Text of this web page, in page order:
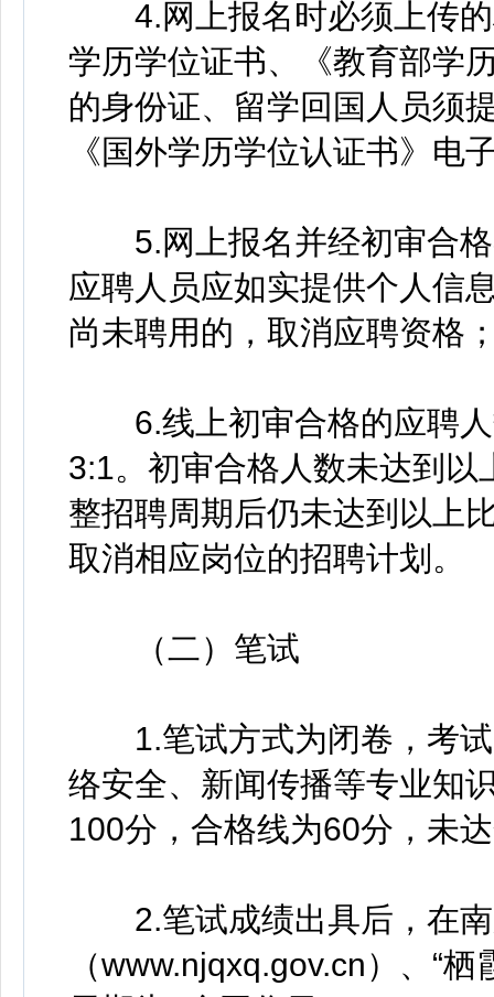
4.网上报名时必须上传的
学历学位证书、《教育部学
的身份证、留学回国人员须
《国外学历学位认证书》电
5.网上报名并经初审合格
应聘人员应如实提供个人信
尚未聘用的，取消应聘资格
6.线上初审合格的应聘人
3:1。初审合格人数未达到
整招聘周期后仍未达到以上
取消相应岗位的招聘计划。
（二）笔试
1.笔试方式为闭卷，考试
络安全、新闻传播等专业知
100分，合格线为60分，未
2.笔试成绩出具后，在南
（www.njqxq.gov.cn）、“